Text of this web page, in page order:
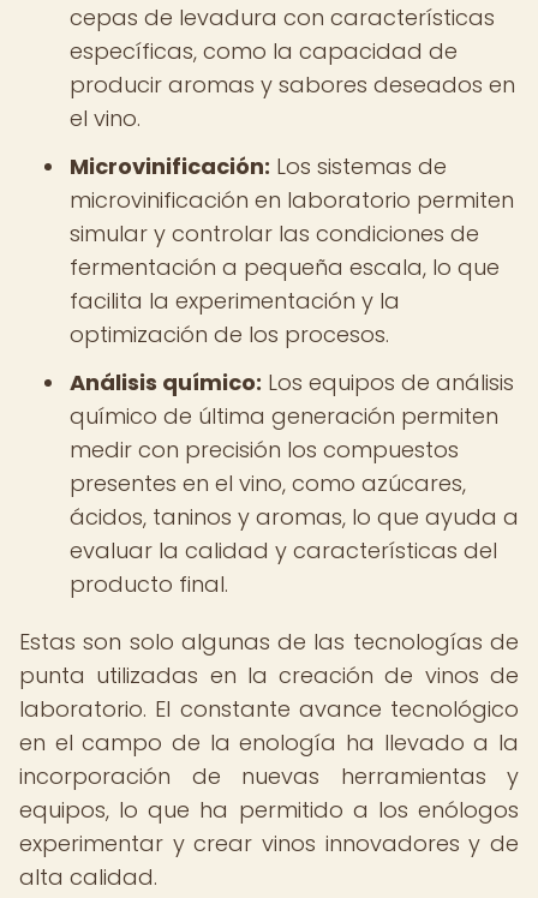
cepas de levadura con características
específicas, como la capacidad de
producir aromas y sabores deseados en
el vino.
Microvinificación: Los sistemas de
microvinificación en laboratorio permiten
simular y controlar las condiciones de
fermentación a pequeña escala, lo que
facilita la experimentación y la
optimización de los procesos.
Análisis químico: Los equipos de análisis
químico de última generación permiten
medir con precisión los compuestos
presentes en el vino, como azúcares,
ácidos, taninos y aromas, lo que ayuda a
evaluar la calidad y características del
producto final.
Estas son solo algunas de las tecnologías de
punta utilizadas en la creación de vinos de
laboratorio. El constante avance tecnológico
en el campo de la enología ha llevado a la
incorporación de nuevas herramientas y
equipos, lo que ha permitido a los enólogos
experimentar y crear vinos innovadores y de
alta calidad.